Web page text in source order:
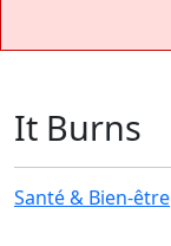
It Burns
Santé & Bien-être